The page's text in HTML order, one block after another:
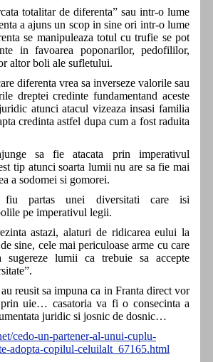
totalitar de diferenta” sau intr-o lume
a ajuns un scop in sine ori intr-o lume
se manipuleaza totul cu trufie se pot
in favoarea poponarilor, pedofililor,
altor boli ale sufletului.
diferenta vrea sa inverseze valorile sau
dreptei credinte fundamentand aceste
atunci atacul vizeaza insasi familia
credinta astfel dupa cum a fost raduita
sa fie atacata prin imperativul
tip atunci soarta lumii nu are sa fie mai
a sodomei si gomorei.
partas unei diversitati care isi
pe imperativul legii.
astazi, alaturi de ridicarea eului la
sine, cele mai periculoase arme cu care
lumii ca trebuie sa accepte
reusit sa impuna ca in Franta direct vor
uie… casatoria va fi o consecinta a
juridic si josnic de dosnic…
cedo-un-partener-al-unui-cuplu-
adopta-copilul-celuilalt_67165.html